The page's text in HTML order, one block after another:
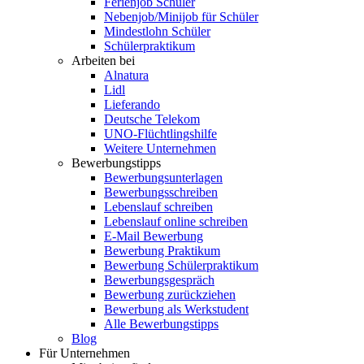
Nebenjob/Minijob für Schüler
Mindestlohn Schüler
Schülerpraktikum
Arbeiten bei
Alnatura
Lidl
Lieferando
Deutsche Telekom
UNO-Flüchtlingshilfe
Weitere Unternehmen
Bewerbungstipps
Bewerbungsunterlagen
Bewerbungsschreiben
Lebenslauf schreiben
Lebenslauf online schreiben
E-Mail Bewerbung
Bewerbung Praktikum
Bewerbung Schülerpraktikum
Bewerbungsgespräch
Bewerbung zurückziehen
Bewerbung als Werkstudent
Alle Bewerbungstipps
Blog
Für Unternehmen